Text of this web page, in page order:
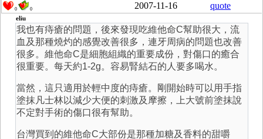
0 0 2007-11-16 quote
eliu
我也有痔瘡的問題，後來發現吃維他命C幫助很大，流
血及那種燒灼的感覺改善很多，連牙周病的問題也改善
很多。維他命C是細胞組織的重要成份，對傷口的癒合
很重要。每天約1-2g。容易腎結石的人要多喝水。
當然，這只適用於輕中度的痔瘡。剛開始時可以用手指
塗抹凡士林以減少大便的刺激及摩擦，上大號前塗抹說
不定對手術的傷口很有幫助。
台灣買到的維他命C大部份是那種加糖及香料的甜嚼